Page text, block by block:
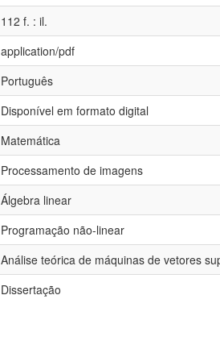
112 f. : il.
application/pdf
Português
Disponível em formato digital
Matemática
Processamento de imagens
Álgebra linear
Programação não-linear
Análise teórica de máquinas de vetores
Dissertação